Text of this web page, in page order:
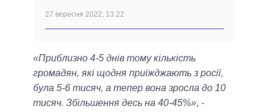
27 вересня 2022, 13:22
«Приблизно 4-5 днів тому кількість
громадян, які щодня приїжджають з росії,
була 5-6 тисяч, а тепер вона зросла до 10
тисяч. Збільшення десь на 40-45%», -